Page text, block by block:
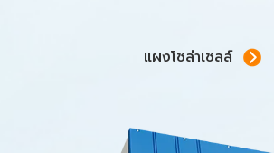
แผงโซล่าเซลล์